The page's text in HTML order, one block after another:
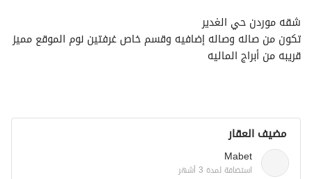
التفاصيل الاماكن القريبةشقه موردن حي الغدير
قريبه من أبراج الماليه
مضيف العقار
Mabet
استضافة لمدة 3 أشهر